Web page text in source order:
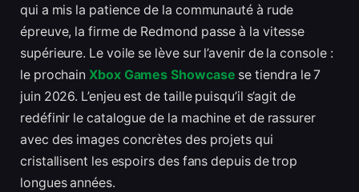
qui a mis la patience de la communauté à rude
épreuve, la firme de Redmond passe à la vitesse
supérieure. Le voile se lève sur l’avenir de la console :
le prochainXbox Games Showcase se tiendra le 7
juin 2026. L’enjeu est de taille puisqu’il s’agit de
redéfinir le catalogue de la machine et de rassurer
avec des images concrètes des projets qui
cristallisent les espoirs des fans depuis de trop
longues années.